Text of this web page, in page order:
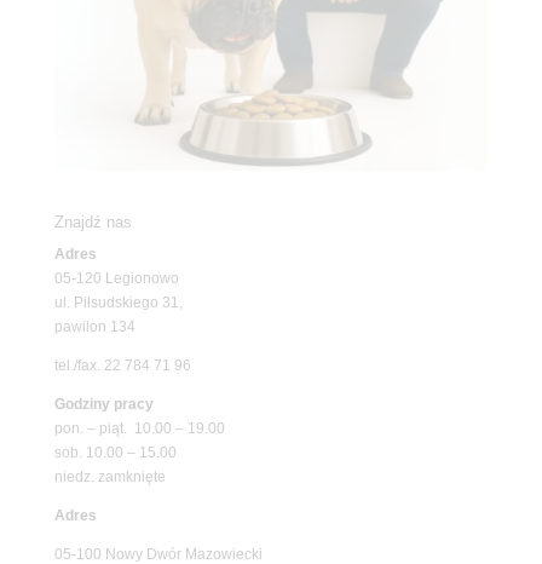
Znajdź nas
Adres
05-120 Legionowo
ul. Piłsudskiego 31,
pawilon 134
tel./fax. 22 784 71 96
Godziny pracy
pon. – piąt. 10.00 – 19.00
sob. 10.00 – 15.00
niedz. zamknięte
Adres
05-100 Nowy Dwór Mazowiecki